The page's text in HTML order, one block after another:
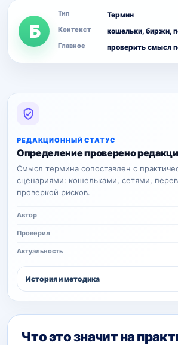
Б
Тип Термин
Контекст кошельки, биржи,
Главное проверить смысл
РЕДАКЦИОННЫЙ СТАТУС
Определение проверено
Смысл термина сопоставлен с
сценариями: кошельками, сетями,
проверкой рисков.
Автор
Проверил
Актуальность
История и методика
Что это значит на